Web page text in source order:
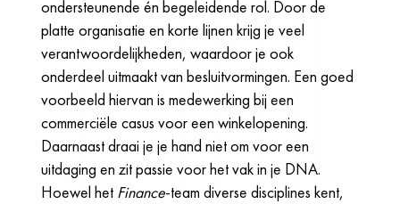
ondersteunende én begeleidende rol. Door de
platte organisatie en korte lijnen krijg je veel
verantwoordelijkheden, waardoor je ook
onderdeel uitmaakt van besluitvormingen. Een goed
voorbeeld hiervan is medewerking bij een
commerciële casus voor een winkelopening.
Daarnaast draai je je hand niet om voor een
uitdaging en zit passie voor het vak in je DNA.
Hoewel het Finance-team diverse disciplines kent,